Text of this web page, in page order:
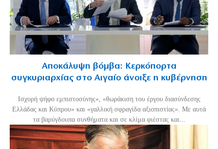
Αποκάλυψη βόμβα: Κερκόπορτα
συγκυριαρχίας στο Αιγαίο άνοιξε η κυβέρνηση
Ισχυρή ψήφο εμπιστοσύνης», «θωράκιση του έργου διασύνδεσης
Ελλάδας και Κύπρου» και «γαλλική σφραγίδα αξιοπιστίας». Με αυτά
τα βαρύγδουπα συνθήματα και σε κλίμα φιέστας και...